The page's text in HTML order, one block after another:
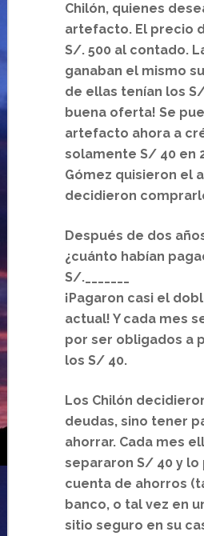
Chilón, quienes
artefacto. El precio
S/. 500 al contado.
ganaban el mismo
de ellas tenían los S/
buena oferta! Se
artefacto ahora a
solamente S/ 40 en
Gómez quisieron el
decidieron
Después de dos
¿cuánto habían
S/._______
¡Pagaron casi el
actual! Y cada mes
por ser obligados a
los S/ 40.
Los Chilón
deudas, sino tener
ahorrar. Cada mes
separaron S/ 40 y lo
cuenta de ahorros
banco, o tal vez en
sitio seguro en su